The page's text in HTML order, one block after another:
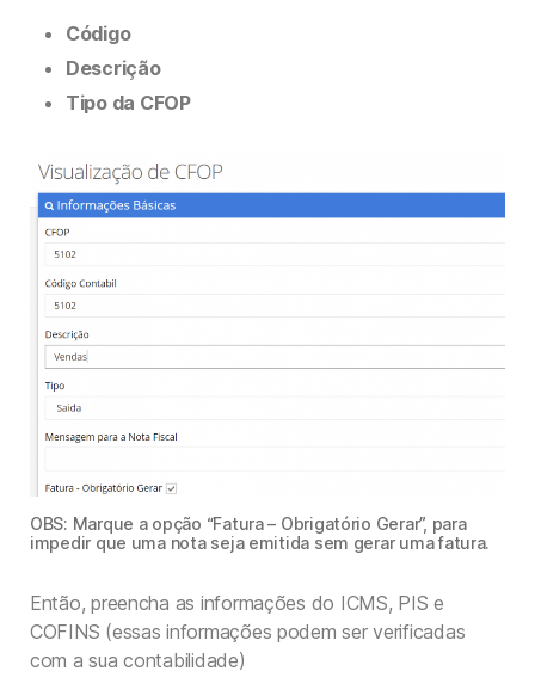
Código
Descrição
Tipo da CFOP
OBS: Marque a opção “Fatura – Obrigatório Gerar”, para
impedir que uma nota seja emitida sem gerar uma fatura.
Então, preencha as informações do ICMS, PIS e
COFINS (essas informações podem ser verificadas
com a sua contabilidade)